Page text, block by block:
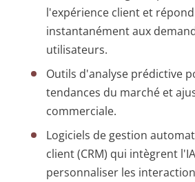
l'expérience client et
instantanément aux
utilisateurs.
Outils d'analyse prédictive
tendances du marché et
commerciale.
Logiciels de gestion
client (CRM) qui intègrent
personnaliser les